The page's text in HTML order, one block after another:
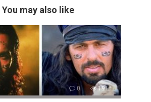
You may also like
0 191